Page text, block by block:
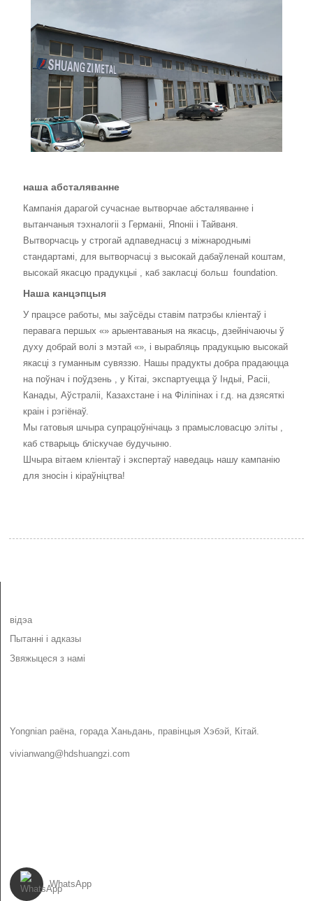
наша абсталяванне
Кампанія дарагой сучаснае вытворчае абсталяванне і
вытанчаныя тэхналогіі з Германіі, Японіі і Тайваня.
Вытворчасць у строгай адпаведнасці з міжнароднымі
стандартамі, для вытворчасці з высокай дабаўленай коштам,
высокай якасцю прадукцыі , каб закласці больш foundation.
Наша канцэпцыя
У працэсе работы, мы заўсёды ставім патрэбы кліентаў і
перавага першых «» арыентаваныя на якасць, дзейнічаючы ў
духу добрай волі з мэтай «», і вырабляць прадукцыю высокай
якасці з гуманным сувяззю. Нашы прадукты добра прадаюцца
на поўнач і поўдзень , у Кітаі, экспартуецца ў Індыі, Расіі,
Канады, Аўстраліі, Казахстане і на Філіпінах і г.д. на дзясяткі
краін і рэгіёнаў.
Мы гатовыя шчыра супрацоўнічаць з прамысловасцю эліты ,
каб стварыць бліскучае будучыню.
Шчыра вітаем кліентаў і экспертаў наведаць нашу кампанію
для зносін і кіраўніцтва!
відэа
Пытанні і адказы
Звяжыцеся з намі
Yongnian раёна, горада Ханьдань, правінцыя Хэбэй, Кітай.
vivianwang@hdshuangzi.com
WhatsApp